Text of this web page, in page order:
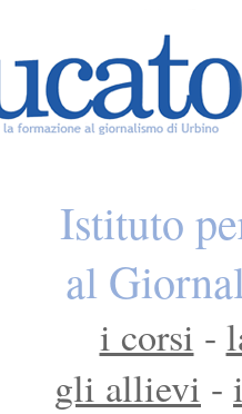
Istituto
al
i corsi -
gli allievi -